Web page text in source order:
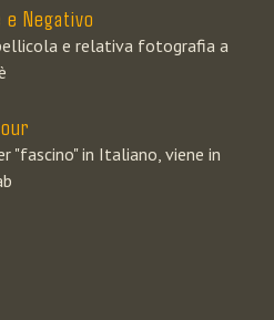
e Negativo
e relativa fotografia a
"fascino" in Italiano, viene in